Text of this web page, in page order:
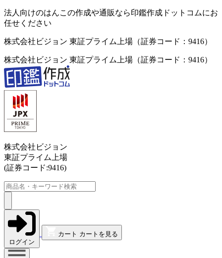
法人向けのはんこの作成や通販なら印鑑作成ドットコムにお
任せください
株式会社ビジョン 東証プライム上場（証券コード：9416）
株式会社ビジョン 東証プライム上場（証券コード：9416）
株式会社ビジョン
東証プライム上場
(証券コード:9416)
ログイン
カート カートを見る